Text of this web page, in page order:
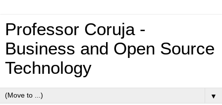
Professor Coruja -
Business and Open Source
Technology
▼